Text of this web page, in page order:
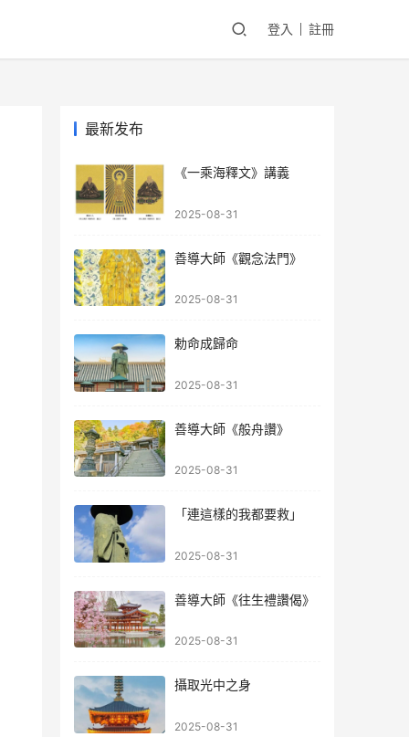
登入 註冊
最新发布
《一乘海釋文》講義
2025-08-31
善導大師《觀念法門》
2025-08-31
勅命成歸命
2025-08-31
善導大師《般舟讚》
2025-08-31
「連這樣的我都要救」
2025-08-31
善導大師《往生禮讚偈》
2025-08-31
攝取光中之身
2025-08-31